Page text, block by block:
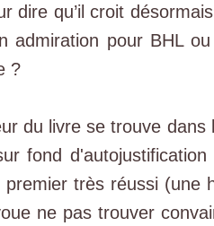
dire qu’il croit
admiration pour BHL
?
du livre se trouve
fond
très réussi (une
ne pas trouver